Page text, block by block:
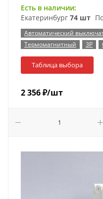
Есть в наличии:
Екатеринбург 74 шт
Автоматический
Термомагнитный
3P
Таблица выбора
2 356₽/шт